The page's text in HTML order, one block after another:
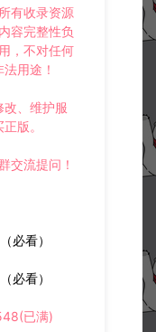
有收录资源
容完整性负
，不对任何
用途！
改、维护服
版。
交流提问！
必看）
必看）
已满)